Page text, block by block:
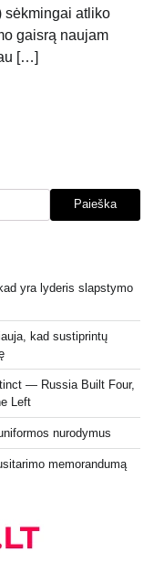
sėkmingai atliko
gaisrą naujam
[…]
Paieška
yra lyderis slapstymo
kad sustiprintų
— Russia Built Four,
Left
nurodymus
memorandumą